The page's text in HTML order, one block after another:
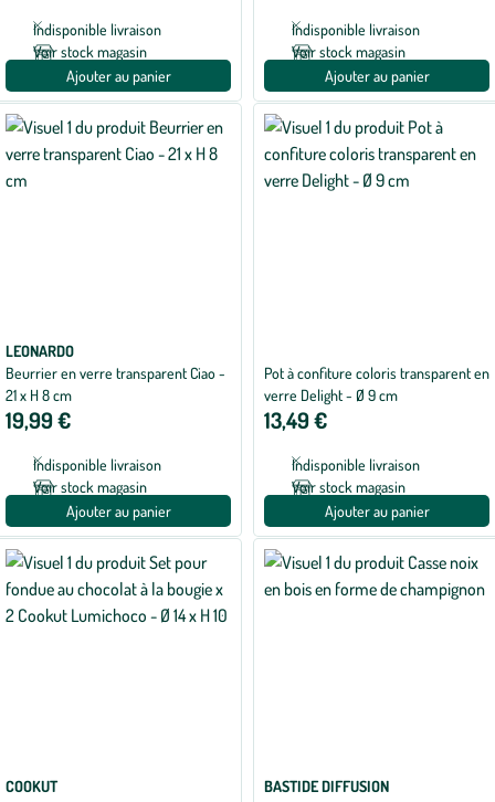
Indisponible livraison
Voir stock magasin
Ajouter au panier
Indisponible livraison
Voir stock magasin
Ajouter au panier
LEONARDO
Beurrier en verre transparent Ciao -
21 x H 8 cm
19,99 €
Indisponible livraison
Voir stock magasin
Ajouter au panier
Pot à confiture coloris transparent en
verre Delight - Ø 9 cm
13,49 €
Indisponible livraison
Voir stock magasin
Ajouter au panier
COOKUT
BASTIDE DIFFUSION